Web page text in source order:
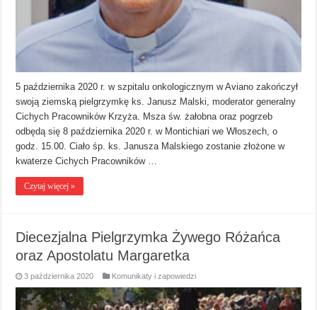
5 października 2020 r. w szpitalu onkologicznym w Aviano zakończył
swoją ziemską pielgrzymkę ks. Janusz Malski, moderator generalny
Cichych Pracowników Krzyża. Msza św. żałobna oraz pogrzeb
odbędą się 8 października 2020 r. w Montichiari we Włoszech, o
godz. 15.00. Ciało śp. ks. Janusza Malskiego zostanie złożone w
kwaterze Cichych Pracowników …
Czytaj więcej »
Diecezjalna Pielgrzymka Żywego Różańca
oraz Apostolatu Margaretka
3 października 2020 Komunikaty i zapowiedzi